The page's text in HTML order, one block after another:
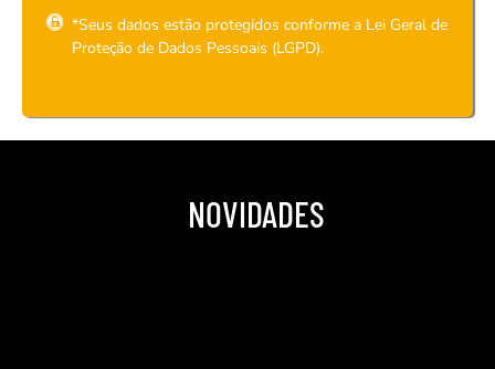
*Seus dados estão protegidos conforme a Lei Geral de
Proteção de Dados Pessoais (LGPD).
NOVIDADES